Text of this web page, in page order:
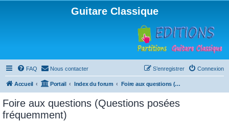
Guitare Classique
FAQ Nous contacter Connexion
S’enregistrer
Accueil Portail Index du forum Foire aux questions (Questions posées fréquemment)
Foire aux questions (Questions posées
fréquemment)